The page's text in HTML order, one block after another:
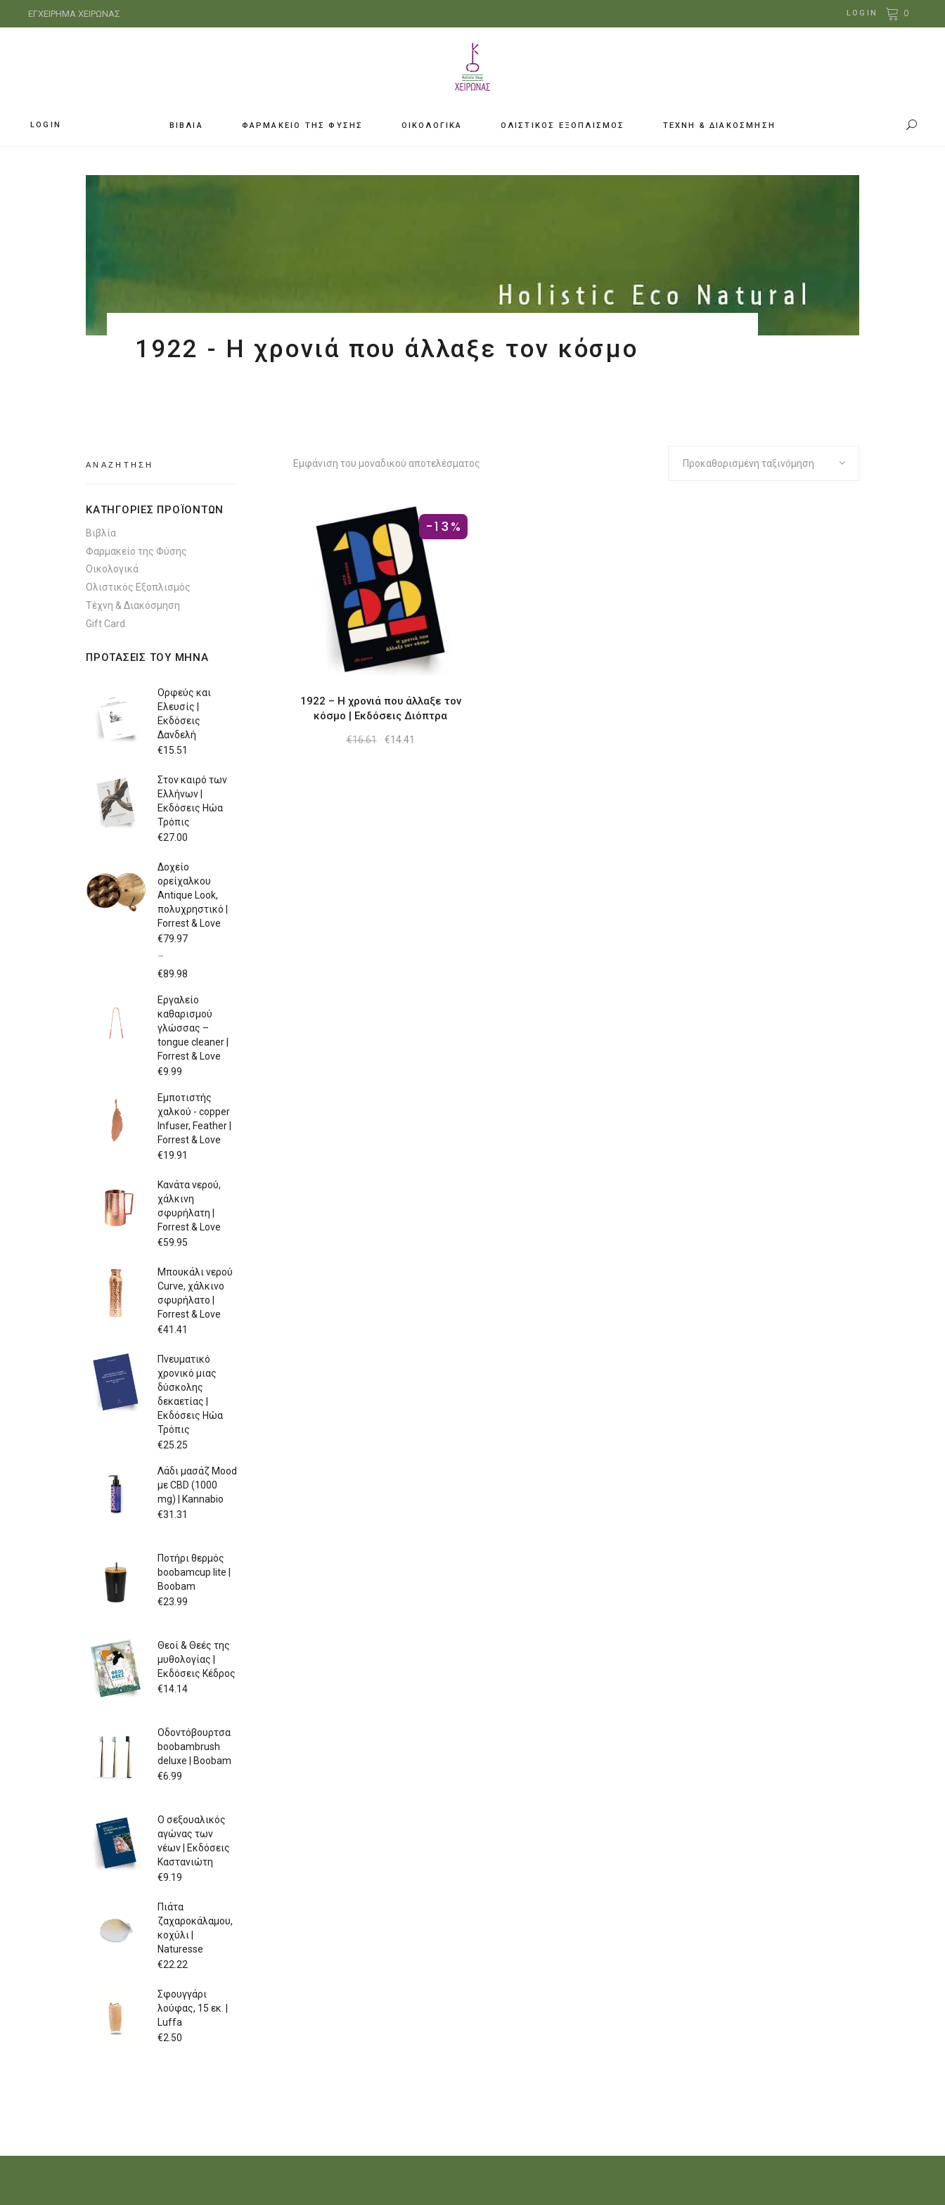
ΕΓΧΕΙΡΗΜΑ ΧΕΙΡΩΝΑΣ LOGIN 0
LOGIN ΒΙΒΛΙΑ ΦΑΡΜΑΚΕΙΟ ΤΗΣ ΦΥΣΗΣ ΟΙΚΟΛΟΓΙΚΑ ΟΛΙΣΤΙΚΟΣ ΕΞΟΠΛΙΣΜΟΣ ΤΕΧΝΗ & ΔΙΑΚΟΣΜΗΣΗ
1922 - Η χρονιά που άλλαξε τον κόσμο
Εμφάνιση του μοναδικού αποτελέσματος Προκαθορισμένη ταξινόμηση
-13%
1922 – Η χρονιά που άλλαξε τον
κόσμο | Εκδόσεις Διόπτρα
€16.61
Original
€14.41
for:
ΚΑΤΗΓΟΡΙΕΣ ΠΡΟΪΟΝΤΩΝ
Βιβλία
Φαρμακείο της Φύσης
Οικολογικά
Ολιστικός Εξοπλισμός
Τέχνη & Διακόσμηση
Gift Card
ΠΡΟΤΑΣΕΙΣ ΤΟΥ ΜΗΝΑ
Ορφεύς και
Ελευσίς |
Εκδόσεις
Δανδελή
€15.51
Στον καιρό των
Ελλήνων |
Εκδόσεις Ηώα
Τρόπις
€27.00
Δοχείο
ορείχαλκου
Antique Look,
πολυχρηστικό |
Forrest & Love
€79.97
–
€89.98
Εργαλείο
καθαρισμού
γλώσσας –
tongue cleaner |
Forrest & Love
€9.99
Εμποτιστής
χαλκού - copper
Infuser, Feather |
Forrest & Love
€19.91
Κανάτα νερού,
χάλκινη
σφυρήλατη |
Forrest & Love
€59.95
Μπουκάλι νερού
Curve, χάλκινο
σφυρήλατο |
Forrest & Love
€41.41
Πνευματικό
χρονικό μιας
δύσκολης
δεκαετίας |
Εκδόσεις Ηώα
Τρόπις
€25.25
Λάδι μασάζ Mood
με CBD (1000
mg) | Kannabio
€31.31
Ποτήρι θερμός
boobamcup lite |
Boobam
€23.99
Θεοί & Θεές της
μυθολογίας |
Εκδόσεις Κέδρος
€14.14
Οδοντόβουρτσα
boobambrush
deluxe | Boobam
€6.99
Ο σεξουαλικός
αγώνας των
νέων | Εκδόσεις
Καστανιώτη
€9.19
Πιάτα
ζαχαροκάλαμου,
κοχύλι |
Naturesse
€22.22
Σφουγγάρι
λούφας, 15 εκ. |
Luffa
€2.50